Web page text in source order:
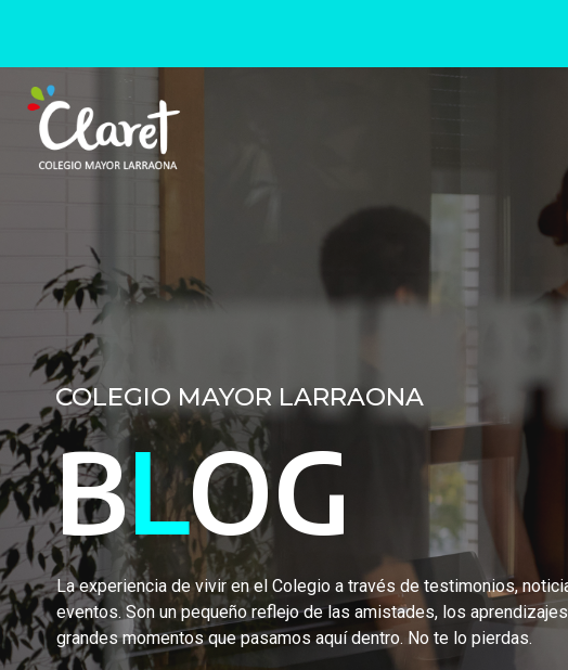
COLEGIO MAYOR LARRAONA
BLOG
La experiencia de vivir en el Colegio a través de testimonios,
eventos. Son un pequeño reflejo de las amistades, los
grandes momentos que pasamos aquí dentro. No te lo pierdas.